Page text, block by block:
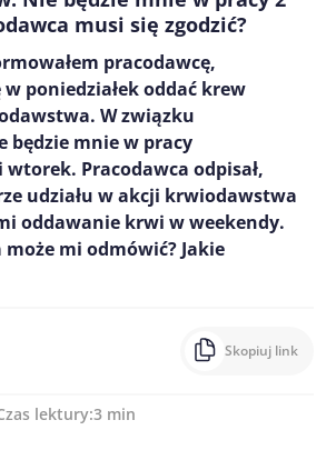
musi się zgodzić?
pracodawcę,
poniedziałek oddać krew
W związku
będzie mnie w pracy
wtorek. Pracodawca odpisał,
udziału w akcji krwiodawstwa
oddawanie krwi w weekendy.
może mi odmówić? Jakie
Skopiuj link
lektury:3 min